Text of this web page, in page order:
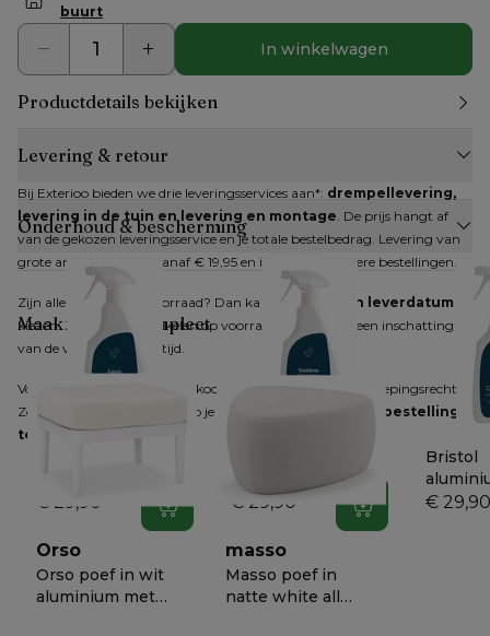
buurt
In winkelwagen
Productdetails bekijken
Levering & retour
Bij Exterioo bieden we drie leveringsservices aan*: drempellevering,
levering in de tuin en levering en montage. De prijs hangt af
van de gekozen leveringsservice en je totale bestelbedrag. Levering van
grote artikelen kan al vanaf € 19,95 en is gratis bij grotere bestellingen.
Zijn alle artikelen op voorraad? Dan kan je direct een leverdatum
kiezen. Zijn niet alle artikelen op voorraad, dan krijg je een inschatting
van de verwachte levertijd.
Voor producten die online gekocht worden, geldt het herroepingsrecht.
Zodra je dit hebt gemeld, heb je
14 dagen de tijd om je bestelling
terug te sturen
Onderhoud & bescherming
reiniger
In winkelwagen
€ 29,90
textilene reiniger
In winkelwagen
€ 29,90
Bristol
€ 29,90
Maak je look compleet
Orso
Orso poef in wit
aluminium met
masso
Masso poef in
natte white all